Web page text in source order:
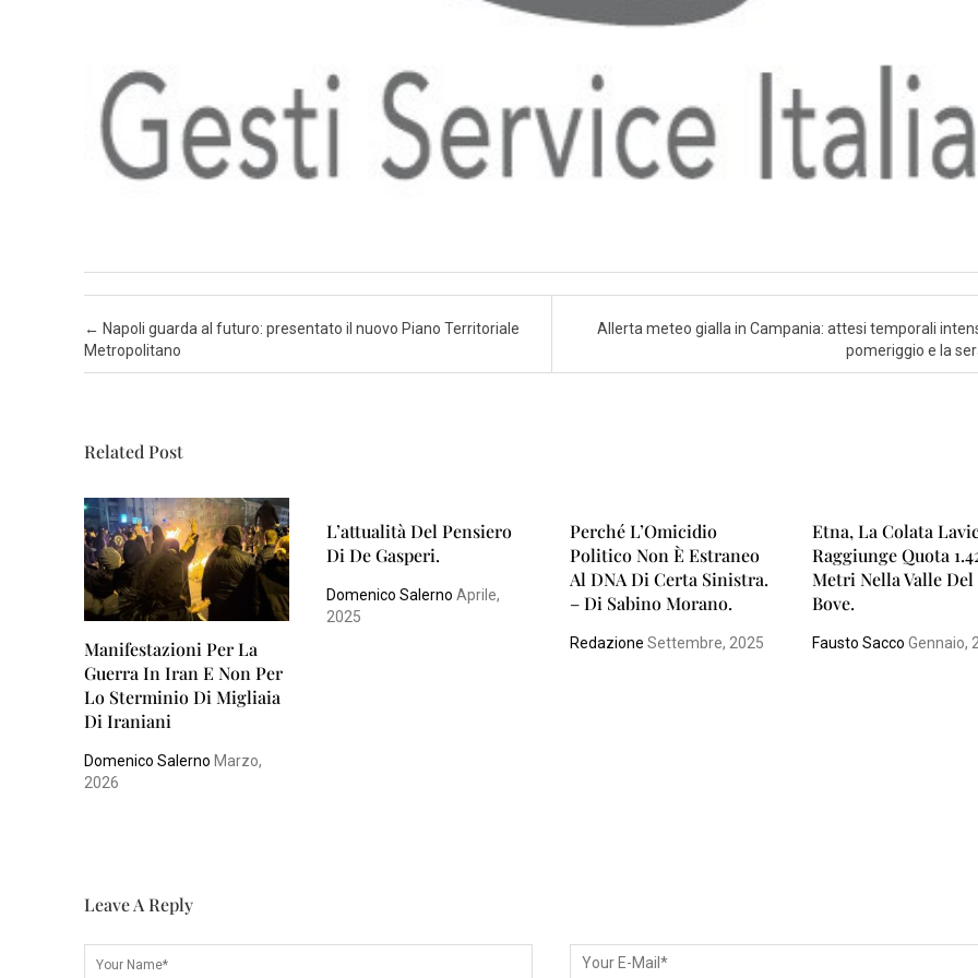
Post navigation
← Napoli guarda al futuro: presentato il nuovo Piano Territoriale
Metropolitano
Allerta meteo gialla in Campania: attesi temporali
pomeriggio e la
Related Post
Manifestazioni Per La
Guerra In Iran E Non Per
Lo Sterminio Di Migliaia
Di Iraniani
Domenico Salerno Marzo,
2026
L’attualità Del Pensiero
Di De Gasperi.
Domenico Salerno Aprile,
2025
Perché L’Omicidio
Politico Non È Estraneo
Al DNA Di Certa Sinistra.
– Di Sabino Morano.
Redazione Settembre, 2025
Etna, La Colata
Raggiunge Quota
Metri Nella Valle Del
Bove.
Fausto Sacco Gennaio,
Leave A Reply